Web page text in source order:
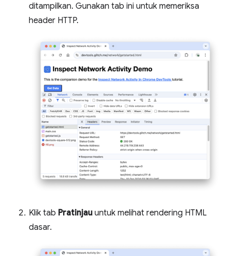
ditampilkan. Gunakan tab ini untuk memeriksa
header HTTP.
Klik tab Pratinjau untuk melihat rendering HTML
dasar.